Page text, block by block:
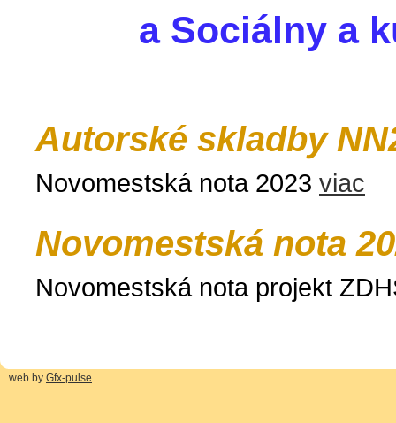
a Sociálny a
Autorské skladby
Novomestská nota 2023 viac
Novomestská nota
Novomestská nota projekt
web by Gfx-pulse